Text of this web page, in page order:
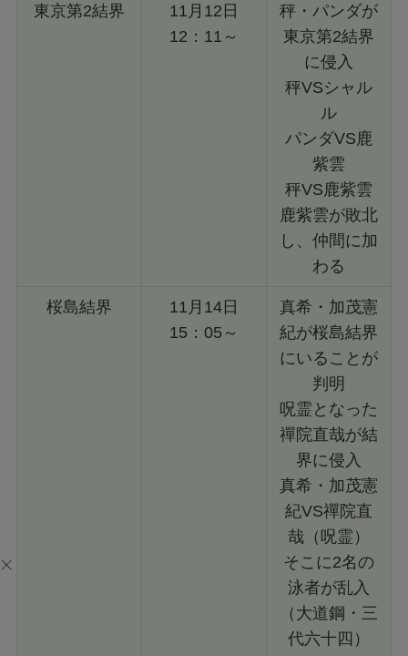
東京第2結界
11月12日
12：11～
秤・パンダが
東京第2結界
に侵入
秤VSシャル
ル
パンダVS鹿
紫雲
秤VS鹿紫雲
鹿紫雲が敗北
し、仲間に加
わる
桜島結界
11月14日
15：05～
真希・加茂憲
紀が桜島結界
にいることが
判明
呪霊となった
禪院直哉が結
界に侵入
真希・加茂憲
紀VS禪院直
哉（呪霊）
そこに2名の
泳者が乱入
（大道鋼・三
代六十四）